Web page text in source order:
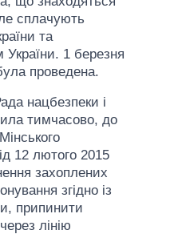
сплачують
та
1 березня
проведена.
нацбезпеки і
тимчасово, до
12 лютого 2015
захоплених
згідно із
припинити
лінію